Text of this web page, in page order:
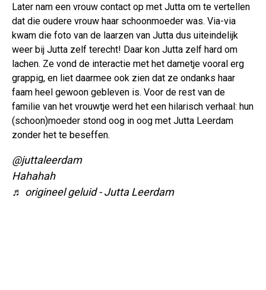
Later nam een vrouw contact op met Jutta om te vertellen
dat die oudere vrouw haar schoonmoeder was. Via-via
kwam die foto van de laarzen van Jutta dus uiteindelijk
weer bij Jutta zelf terecht! Daar kon Jutta zelf hard om
lachen. Ze vond de interactie met het dametje vooral erg
grappig, en liet daarmee ook zien dat ze ondanks haar
faam heel gewoon gebleven is. Voor de rest van de
familie van het vrouwtje werd het een hilarisch verhaal: hun
(schoon)moeder stond oog in oog met Jutta Leerdam
zonder het te beseffen.
@juttaleerdam
Hahahah
♬ origineel geluid - Jutta Leerdam